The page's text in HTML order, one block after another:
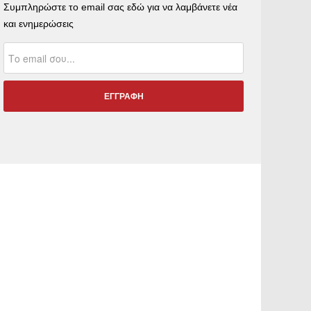
Συμπληρώστε το email σας εδώ για να λαμβάνετε νέα
και ενημερώσεις